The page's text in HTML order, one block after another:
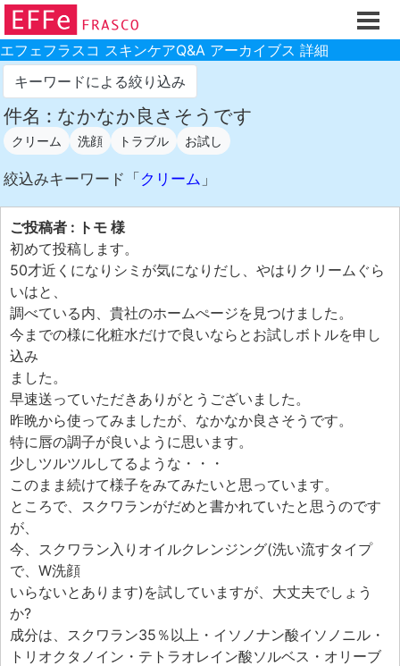
ホーム
ご注文フォーム
初回割引
製品のご案内
お買い物ガイド
スキンケアQ&Aアーカイブス
製品レビュー
スキンケア基礎講座
コスメ辞典 化粧品成分検索
ご購入履歴
ご登録情報
ご紹介(アフェリエイト)制度
エフェ研究所について
お問い合わせフォーム
エフェフラスコ スキンケアQ&A アーカイブス 詳細
キーワードによる絞り込み
件名 : なかなか良さそうです
クリーム 洗顔 トラブル お試し
絞込みキーワード「 クリーム 」
ご投稿者 : トモ 様
初めて投稿します。
50才近くになりシミが気になりだし、やはりクリームぐら
いはと、
調べている内、貴社のホームぺージを見つけました。
今までの様に化粧水だけで良いならとお試しボトルを申し
込み
ました。
早速送っていただきありがとうございました。
昨晩から使ってみましたが、なかなか良さそうです。
特に唇の調子が良いように思います。
少しツルツルしてるような・・・
このまま続けて様子をみてみたいと思っています。
ところで、スクワランがだめと書かれていたと思うのです
が、
今、スクワラン入りオイルクレンジング(洗い流すタイプ
で、W洗顔
いらないとあります)を試していますが、大丈夫でしょう
か?
成分は、スクワラン35％以上・イソノナン酸イソノニル・
トリオクタノイン・テトラオレイン酸ソルベス・オリーブ